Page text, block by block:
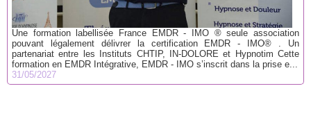
Une formation labellisée France EMDR - IMO ® seule association
pouvant légalement délivrer la certification EMDR - IMO® . Un
partenariat entre les Instituts CHTIP, IN-DOLORE et Hypnotim Cette
formation en EMDR Intégrative, EMDR - IMO s’inscrit dans la prise e...
31/05/2027